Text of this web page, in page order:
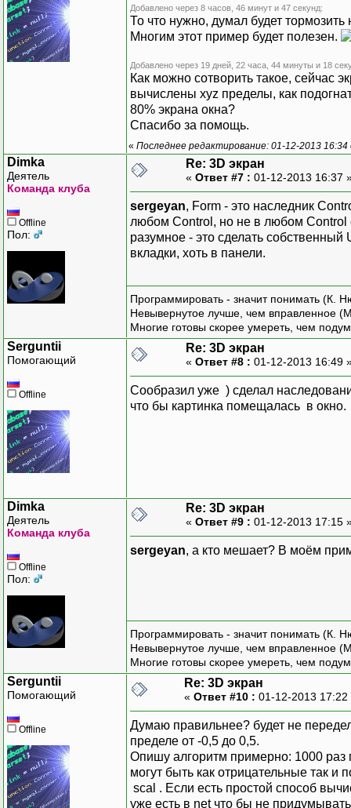
private
{
}
public
}
PointF
Добавлено через 8 часов, 46 минут и 47 секунд:
То что нужно, думал будет
Многим этот пример будет полезен.
Добавлено через 19 дней, 22 часа, 44 минуты и 18
Как можно сотворить такое, сейчас
вычислены xyz пределы, как
80% экрана окна?
Спасибо за помощь.
« Последнее редактирование: 01-12-2013
Dimka
Деятель
Команда клуба
Offline
Пол:
Re: 3D экран
« Ответ #7 : 01-12-2013 16:37
sergeyan, Form - это наследник
любом Control, но не в любом Control
разумное - это сделать собственный
вкладки, хоть в панели.
Программировать - значит понимать (К.
Невывернутое лучше, чем вправленное
Многие готовы скорее умереть, чем
Serguntii
Помогающий
Offline
Re: 3D экран
« Ответ #8 : 01-12-2013 16:49
Сообразил уже ) сделал
что бы картинка помещалась в окно.
Dimka
Деятель
Команда клуба
Offline
Пол:
Re: 3D экран
« Ответ #9 : 01-12-2013 17:15
sergeyan, а кто мешает? В моём
Программировать - значит понимать (К.
Невывернутое лучше, чем вправленное
Многие готовы скорее умереть, чем
Serguntii
Помогающий
Offline
Re: 3D экран
« Ответ #10 : 01-12-2013
Думаю правильнее? будет не
пределе от -0,5 до 0,5.
Опишу алгоритм примерно: 1000 раз
могут быть как отрицательные так
scal . Если есть простой способ
уже есть в net что бы не